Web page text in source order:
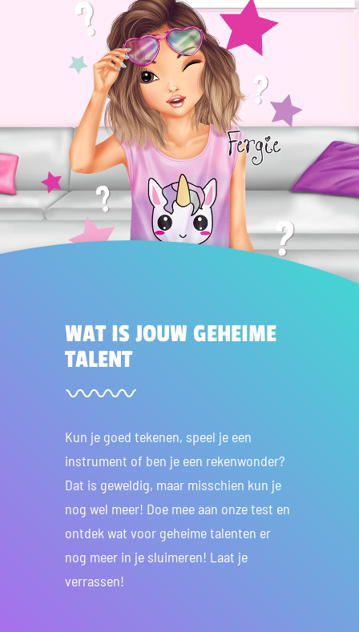
WAT IS JOUW GEHEIME
TALENT
Kun je goed tekenen, speel je een
instrument of ben je een rekenwonder?
Dat is geweldig, maar misschien kun je
nog wel meer! Doe mee aan onze test en
ontdek wat voor geheime talenten er
nog meer in je sluimeren! Laat je
verrassen!